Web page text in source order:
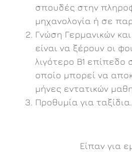
σπουδές στην
μηχανολογία ή σε
Γνώση Γερμανικών
είναι να ξέρουν οι
λιγότερο B1 επίπεδο
οποίο μπορεί να
μήνες εντατικών
Προθυμία για ταξίδια.
Είπαν για